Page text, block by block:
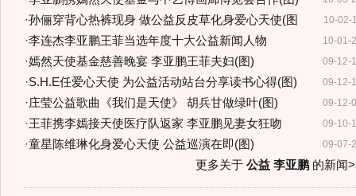
10-02-
·孙俪穿背心热裤现身 做公益反皮草化身爱心天使(图
10-01-
·李连杰李亚鹏王菲当选年度十大公益新闻人物
09-12-
·嫣然天使基金慈善晚宴 李亚鹏王菲夫妇(图)
09-12-
·S.H.E任爱心天使 为公益活动站台分享读书心得(图)
09-12-
·庄莹公益歌曲《我们是天使》 胡兵甘做绿叶(图)
09-10-
·王菲携李嫣接天使医疗队返家 李亚鹏见妻女狂吻
09-07-
·童星陈维琳化身爱心天使 公益巡演在即(图)
更多关于 公益 李亚鹏的新闻